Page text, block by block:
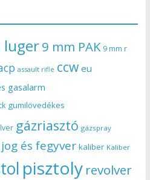
luger9 mm PAK 9 mm r
assault rifle ccw eu
gasalarm
gumilövedékes
gázriasztó gázspray
jog és fegyver kaliber Kaliber
pisztoly revolver